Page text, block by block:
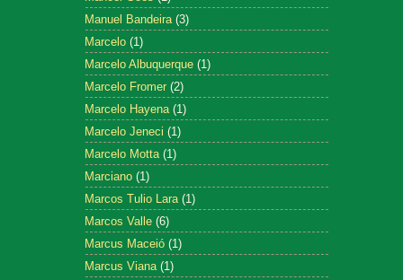
Manuel Bandeira (3)
Marcelo (1)
Marcelo Albuquerque (1)
Marcelo Fromer (2)
Marcelo Hayena (1)
Marcelo Jeneci (1)
Marcelo Motta (1)
Marciano (1)
Marcos Tulio Lara (1)
Marcos Valle (6)
Marcus Maceió (1)
Marcus Viana (1)